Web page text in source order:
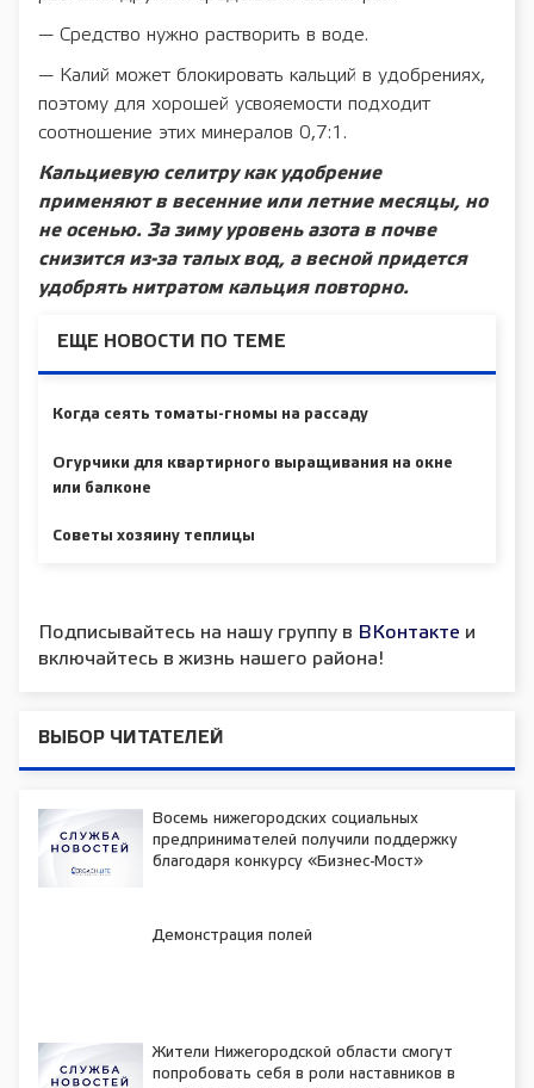
— Средство нужно растворить в воде.
— Калий может блокировать кальций в удобрениях,
поэтому для хорошей усвояемости подходит
соотношение этих минералов 0,7:1.
Кальциевую селитру как удобрение
применяют в весенние или летние месяцы, но
не осенью. За зиму уровень азота в почве
снизится из-за талых вод, а весной придется
удобрять нитратом кальция повторно.
ЕЩЕ НОВОСТИ ПО ТЕМЕ
Когда сеять томаты-гномы на рассаду
Огурчики для квартирного выращивания на окне
или балконе
Советы хозяину теплицы
Подписывайтесь на нашу группу в ВКонтакте и
включайтесь в жизнь нашего района!
ВЫБОР ЧИТАТЕЛЕЙ
Восемь нижегородских социальных
предпринимателей получили поддержку
благодаря конкурсу «Бизнес-Мост»
Демонстрация полей
Жители Нижегородской области смогут
попробовать себя в роли наставников в